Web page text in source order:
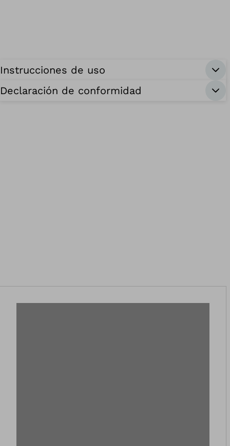
Instrucciones de uso
Declaración de conformidad